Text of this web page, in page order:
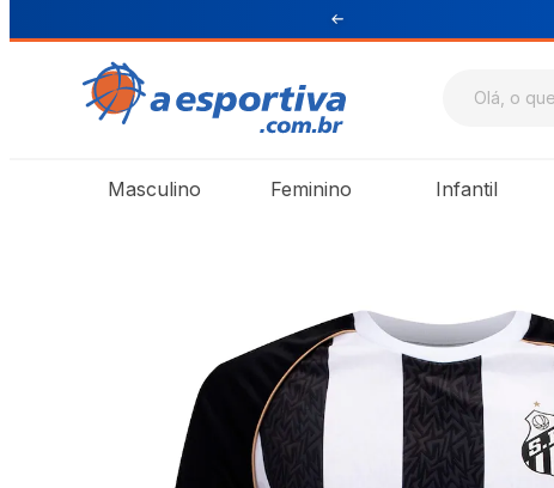
Masculino Feminino Infantil